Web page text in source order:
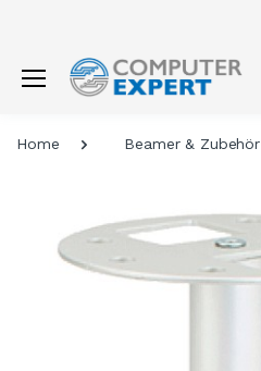
Home Beamer & Zubehör